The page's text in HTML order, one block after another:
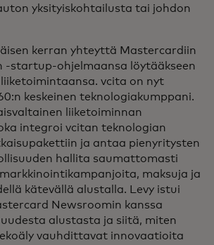
yksityiskohtailusta tai johdon
kerran yhteyttä Mastercardiin
-startup-ohjelmaansa löytääkseen
vcita on nyt
keskeinen teknologiakumppani.
liiketoiminnan
integroi vcitan teknologian
ja antaa pienyritysten
hallita saumattomasti
maksuja ja
kätevällä alustalla. Levy istui
Newsroomin kanssa
uudesta alustasta ja siitä, miten
vauhdittavat innovaatioita